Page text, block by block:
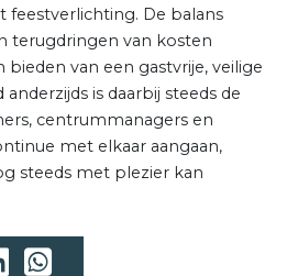
feestverlichting. De balans
terugdringen van kosten
van een gastvrije, veilige
is daarbij steeds de
centrummanagers en
met elkaar aangaan,
steeds met plezier kan